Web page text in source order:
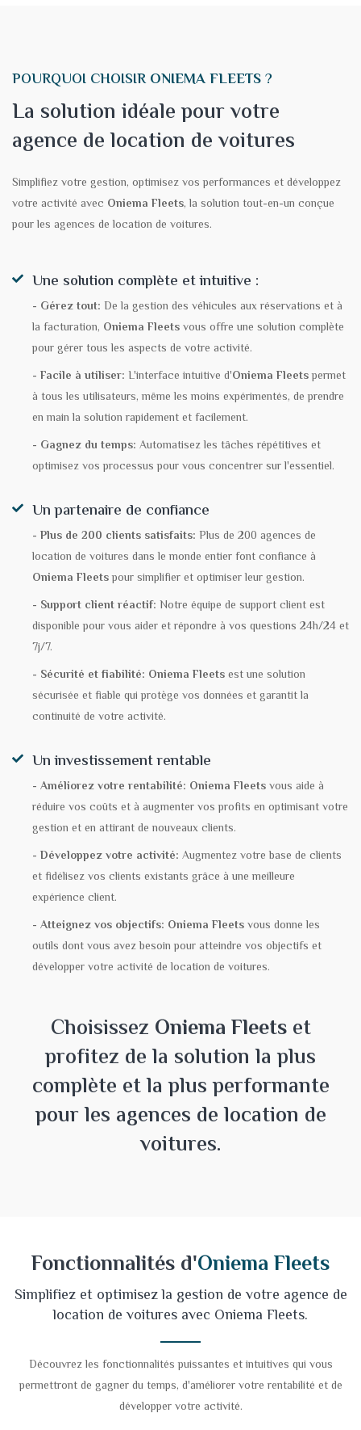
POURQUOI CHOISIRONIEMA FLEETS?
La solution idéale pour votre
agence de location de voitures
Simplifiez votre gestion, optimisez vos performances et développez
votre activité avec Oniema Fleets, la solution tout-en-un conçue
pour les agences de location de voitures.
Une solution complète et intuitive :
- Gérez tout: De la gestion des véhicules aux réservations et à
la facturation, Oniema Fleetsvous offre une solution complète
pour gérer tous les aspects de votre activité.
- Facile à utiliser: L'interface intuitive d'Oniema Fleetspermet
à tous les utilisateurs, même les moins expérimentés, de prendre
en main la solution rapidement et facilement.
- Gagnez du temps: Automatisez les tâches répétitives et
optimisez vos processus pour vous concentrer sur l'essentiel.
Un partenaire de confiance
- Plus de 200 clients satisfaits: Plus de 200 agences de
location de voitures dans le monde entier font confiance à
Oniema Fleetspour simplifier et optimiser leur gestion.
- Support client réactif: Notre équipe de support client est
disponible pour vous aider et répondre à vos questions 24h/24 et
7j/7.
- Sécurité et fiabilité: Oniema Fleetsest une solution
sécurisée et fiable qui protège vos données et garantit la
continuité de votre activité.
Un investissement rentable
- Améliorez votre rentabilité: Oniema Fleetsvous aide à
réduire vos coûts et à augmenter vos profits en optimisant votre
gestion et en attirant de nouveaux clients.
- Développez votre activité: Augmentez votre base de clients
et fidélisez vos clients existants grâce à une meilleure
expérience client.
- Atteignez vos objectifs: Oniema Fleetsvous donne les
outils dont vous avez besoin pour atteindre vos objectifs et
développer votre activité de location de voitures.
Choisissez Oniema Fleetset
profitez de la solution la plus
complète et la plus performante
pour les agences de location de
voitures.
Fonctionnalités d'Oniema Fleets
Simplifiez et optimisez la gestion de votre agence de
location de voitures avec Oniema Fleets.
Découvrez les fonctionnalités puissantes et intuitives qui vous
permettront de gagner du temps, d'améliorer votre rentabilité et de
développer votre activité.